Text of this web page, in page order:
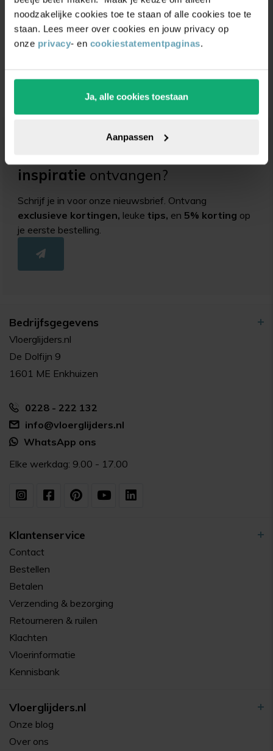
noodzakelijke cookies toe te staan of alle cookies toe te
staan. Lees meer over cookies en jouw privacy op
onze privacy- en cookiestatementpaginas.
Ja, alle cookies toestaan
Aanpassen
Onderhoudsborstel
James® Schoon & Snel
Droog
inspiratie ontvangen?
Schrijf je in voor onze nieuwsbrief. Ontvang
exclusieve kortingen, leuketips, en 5% korting op
je eerste bestelling.
Bedrijfsgegevens
Vloerglijders.nl
De Dolfijn 9
1601 ME Enkhuizen
0228 - 222 132
info@vloerglijders.nl
WhatsApp ons
Elke werkdag: 9.00 - 17.00
Klantenservice
Contact
Bestellen
Betalen
Verzending & bezorging
Retourneren & ruilen
Klachten
Vloerinformatie
Kennisbank
Vloerglijders.nl
Onze blog
Over ons